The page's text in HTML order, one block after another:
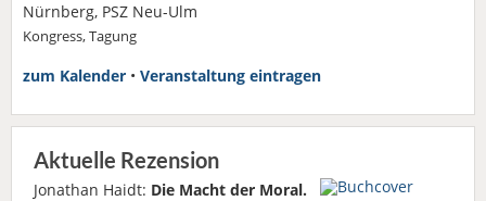
Nürnberg, PSZ Neu-Ulm
Kongress, Tagung
zum Kalender • Veranstaltung eintragen
Aktuelle Rezension
Jonathan Haidt: Die Macht der Moral.